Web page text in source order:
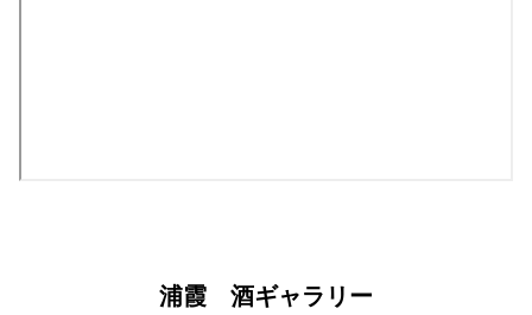
浦霞 酒ギャラリー